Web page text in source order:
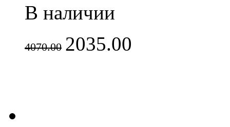
В наличии
4070.00 2035.00